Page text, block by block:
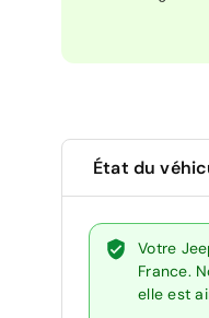
État du
Votre
France.
elle est